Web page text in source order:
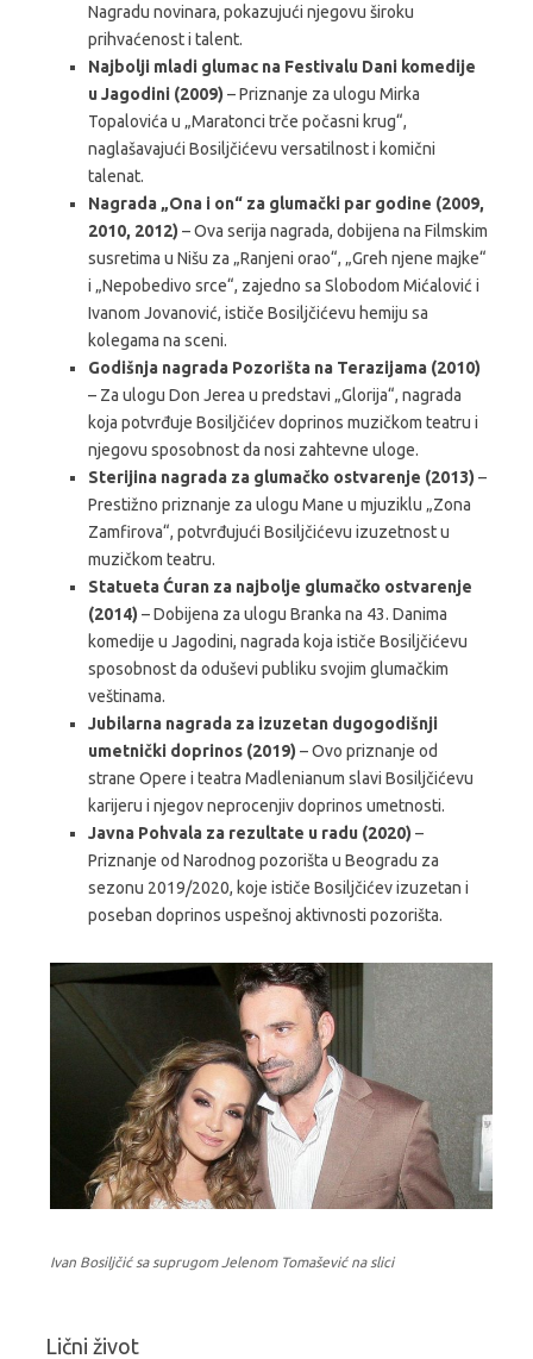
Nagradu novinara, pokazujući njegovu široku
prihvaćenost i talent.
Najbolji mladi glumac na Festivalu Dani komedije
u Jagodini (2009) – Priznanje za ulogu Mirka
Topalovića u „Maratonci trče počasni krug“,
naglašavajući Bosiljčićevu versatilnost i komični
talenat.
Nagrada „Ona i on“ za glumački par godine (2009,
2010, 2012) – Ova serija nagrada, dobijena na Filmskim
susretima u Nišu za „Ranjeni orao“, „Greh njene majke“
i „Nepobedivo srce“, zajedno sa Slobodom Mićalović i
Ivanom Jovanović, ističe Bosiljčićevu hemiju sa
kolegama na sceni.
Godišnja nagrada Pozorišta na Terazijama (2010)
– Za ulogu Don Jerea u predstavi „Glorija“, nagrada
koja potvrđuje Bosiljčićev doprinos muzičkom teatru i
njegovu sposobnost da nosi zahtevne uloge.
Sterijina nagrada za glumačko ostvarenje (2013) –
Prestižno priznanje za ulogu Mane u mjuziklu „Zona
Zamfirova“, potvrđujući Bosiljčićevu izuzetnost u
muzičkom teatru.
Statueta Ćuran za najbolje glumačko ostvarenje
(2014) – Dobijena za ulogu Branka na 43. Danima
komedije u Jagodini, nagrada koja ističe Bosiljčićevu
sposobnost da oduševi publiku svojim glumačkim
veštinama.
Jubilarna nagrada za izuzetan dugogodišnji
umetnički doprinos (2019) – Ovo priznanje od
strane Opere i teatra Madlenianum slavi Bosiljčićevu
karijeru i njegov neprocenjiv doprinos umetnosti.
Javna Pohvala za rezultate u radu (2020) –
Priznanje od Narodnog pozorišta u Beogradu za
sezonu 2019/2020, koje ističe Bosiljčićev izuzetan i
poseban doprinos uspešnoj aktivnosti pozorišta.
Ivan Bosiljčić sa suprugom Jelenom Tomašević na slici
Lični život